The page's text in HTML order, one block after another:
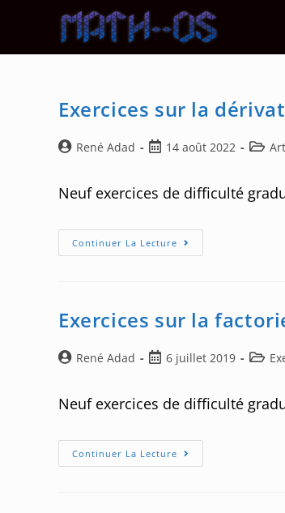
content
Exercices sur la
Auteur/autrice
publication :
René Adad
Post14 août 2022
Post
Neuf exercices de difficulté
Continuer La Lecture Exercices
Sur
02
Exercices sur la
Auteur/autrice
publication :
René Adad
Post6 juillet 2019
Post
Neuf exercices de difficulté
Continuer La Lecture Exercices
Sur